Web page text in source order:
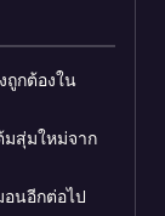
ถูกต้องใน
มสุ่มใหม่จาก
อนอีกต่อไป